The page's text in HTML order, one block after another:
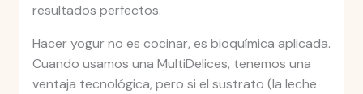
resultados perfectos.
Hacer yogur no es cocinar, es bioquímica aplicada.
Cuando usamos una MultiDelices, tenemos una
ventaja tecnológica, pero si el sustrato (la leche